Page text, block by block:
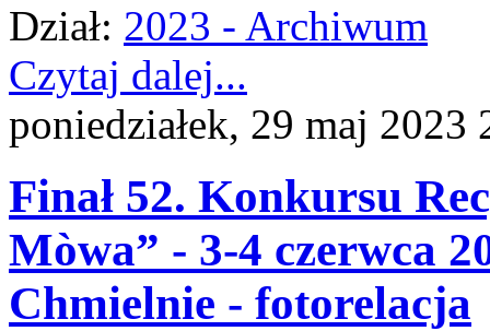
Dział: 2023 - Archiwum
Czytaj dalej...
poniedziałek, 29 maj 2023
Finał 52. Konkursu
Mòwa” - 3-4 czerwca
Chmielnie - fotorelacja